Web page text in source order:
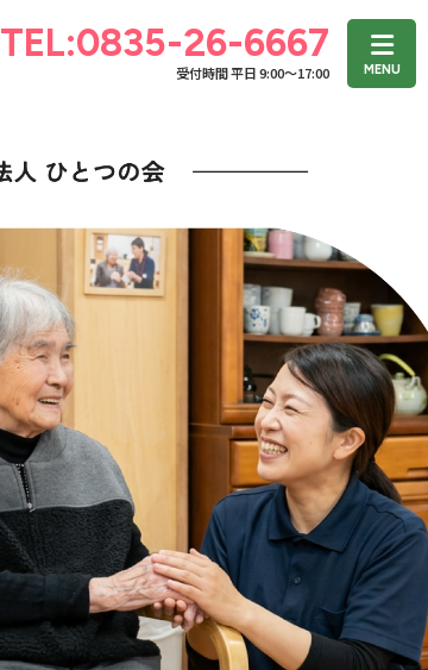
TEL:0835-26-6667
受付時間 平日 9:00〜17:00